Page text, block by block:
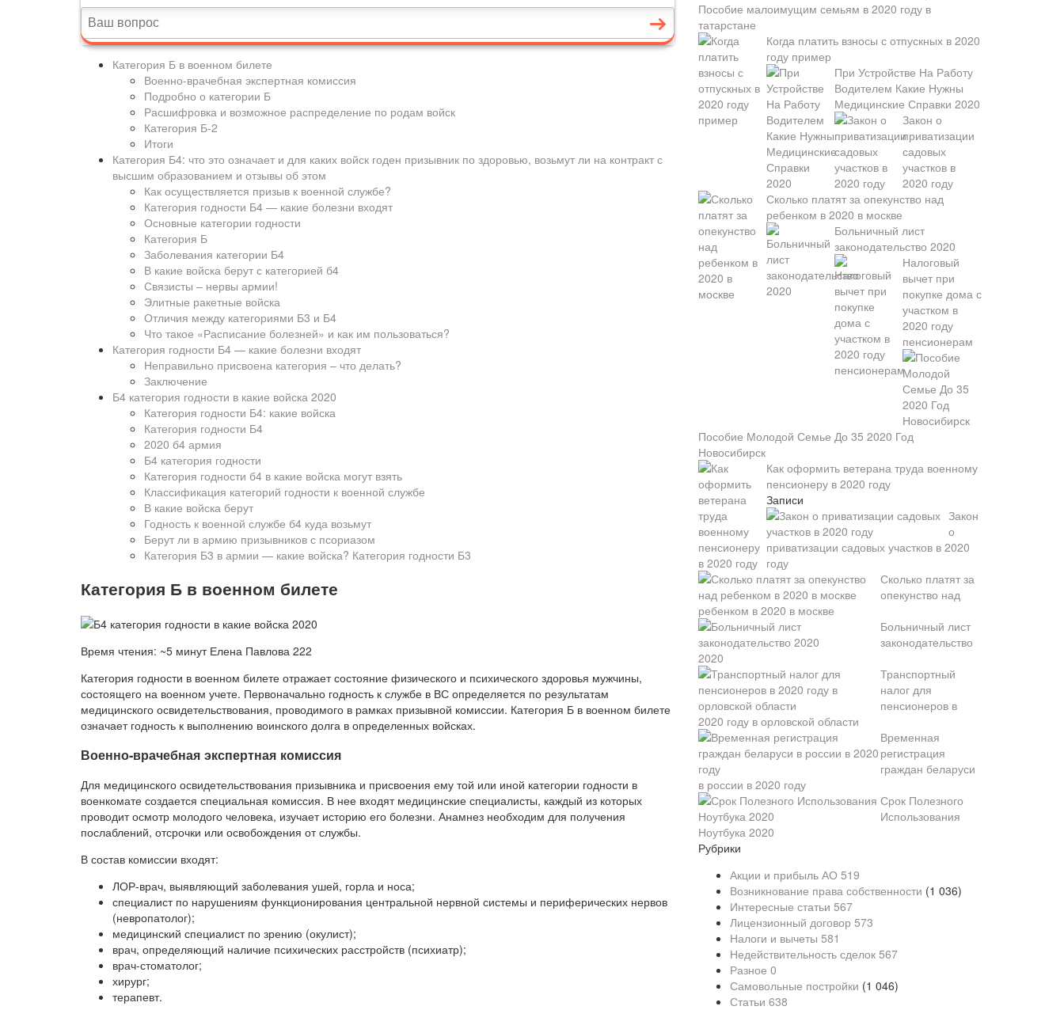
Категория Б в военном билете
Военно-врачебная экспертная комиссия
Подробно о категории Б
Расшифровка и возможное распределение по родам войск
Категория Б-2
Итоги
Категория Б4: что это означает и для каких войск годен призывник по здоровью, возьмут ли на контракт с
высшим образованием и отзывы об этом
Как осуществляется призыв к военной службе?
Категория годности Б4 — какие болезни входят
Основные категории годности
Категория Б
Заболевания категории Б4
В какие войска берут с категорией б4
Связисты – нервы армии!
Элитные ракетные войска
Отличия между категориями Б3 и Б4
Что такое «Расписание болезней» и как им пользоваться?
Категория годности Б4 — какие болезни входят
Неправильно присвоена категория – что делать?
Заключение
Б4 категория годности в какие войска 2020
Категория годности Б4: какие войска
Категория годности Б4
2020 б4 армия
Б4 категория годности
Категория годности б4 в какие войска могут взять
Классификация категорий годности к военной службе
В какие войска берут
Годность к военной службе б4 куда возьмут
Берут ли в армию призывников с псориазом
Категория Б3 в армии — какие войска? Категория годности Б3
Категория Б в военном билете
Время чтения: ~5 минут Елена Павлова 222
Категория годности в военном билете отражает состояние физического и психического здоровья мужчины,
состоящего на военном учете. Первоначально годность к службе в ВС определяется по результатам
медицинского освидетельствования, проводимого в рамках призывной комиссии. Категория Б в военном билете
означает годность к выполнению воинского долга в определенных войсках.
Военно-врачебная экспертная комиссия
Для медицинского освидетельствования призывника и присвоения ему той или иной категории годности в
военкомате создается специальная комиссия. В нее входят медицинские специалисты, каждый из которых
проводит осмотр молодого человека, изучает историю его болезни. Анамнез необходим для получения
послаблений, отсрочки или освобождения от службы.
В состав комиссии входят:
ЛОР-врач, выявляющий заболевания ушей, горла и носа;
специалист по нарушениям функционирования центральной нервной системы и периферических нервов
(невропатолог);
медицинский специалист по зрению (окулист);
врач, определяющий наличие психических расстройств (психиатр);
врач-стоматолог;
хирург;
терапевт.
Пособие малоимущим семьям в 2020 году в
татарстане
Когда платить взносы с отпускных в 2020
году пример
При Устройстве На Работу
Водителем Какие Нужны
Медицинские Справки 2020
Закон о
приватизации
садовых
участков в
2020 году
Сколько платят за опекунство над
ребенком в 2020 в москве
Больничный лист
законодательство 2020
Налоговый
вычет при
покупке дома с
участком в
2020 году
пенсионерам
Пособие Молодой Семье До 35 2020 Год
Новосибирск
Как оформить ветерана труда военному
пенсионеру в 2020 году
Записи
Закон
о
приватизации садовых участков в 2020
году
Сколько платят за
опекунство над
ребенком в 2020 в москве
Больничный лист
законодательство
2020
Транспортный
налог для
пенсионеров в
2020 году в орловской области
Временная
регистрация
граждан беларуси
в россии в 2020 году
Срок Полезного
Использования
Ноутбука 2020
Рубрики
Акции и прибыль АО 519
Возникнование права собственности (1 036)
Интересные статьи 567
Лицензионный договор 573
Налоги и вычеты 581
Недействительность сделок 567
Разное 0
Самовольные постройки (1 046)
Статьи 638